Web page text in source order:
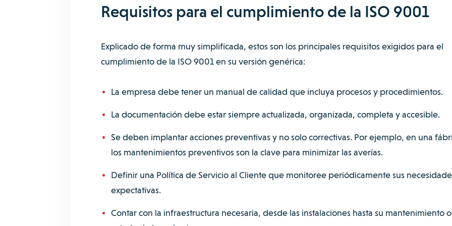
Requisitos para el cumplimiento de la ISO 9001
Explicado de forma muy simplificada, estos son los principales requisitos exigidos para el
cumplimiento de la ISO 9001 en su versión genérica:
La empresa debe tener un manual de calidad que incluya procesos y procedimientos.
La documentación debe estar siempre actualizada, organizada, completa y accesible.
Se deben implantar acciones preventivas y no solo correctivas. Por ejemplo, en una
los mantenimientos preventivos son la clave para minimizar las averías.
Definir una Política de Servicio al Cliente que monitoree periódicamente sus
expectativas.
Contar con la infraestructura necesaria, desde las instalaciones hasta su mantenimiento o